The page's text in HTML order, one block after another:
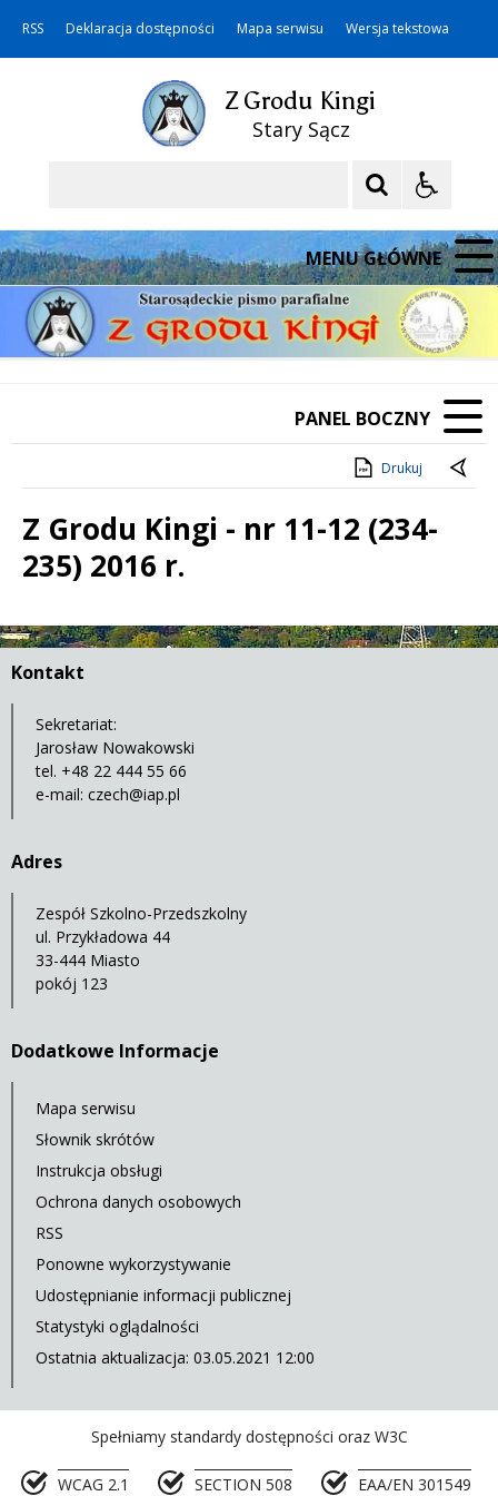
RSS Deklaracja dostępności Mapa serwisu Wersja tekstowa
Z Grodu Kingi
Stary Sącz
MENU GŁÓWNE
PANEL BOCZNY
Drukuj
Z Grodu Kingi - nr 11-12 (234-
235) 2016 r.
Treść
Kontakt
Sekretariat:
Jarosław Nowakowski
tel. +48 22 444 55 66
e-mail: czech@iap.pl
Adres
Zespół Szkolno-Przedszkolny
ul. Przykładowa 44
33-444 Miasto
pokój 123
Dodatkowe Informacje
Mapa serwisu
Słownik skrótów
Instrukcja obsługi
Ochrona danych osobowych
RSS
Ponowne wykorzystywanie
Udostępnianie informacji publicznej
Statystyki oglądalności
Ostatnia aktualizacja: 03.05.2021 12:00
Spełniamy standardy dostępności oraz W3C
WCAG 2.1 SECTION 508 EAA/EN 301549